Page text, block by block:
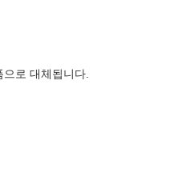
로 대체됩니다.